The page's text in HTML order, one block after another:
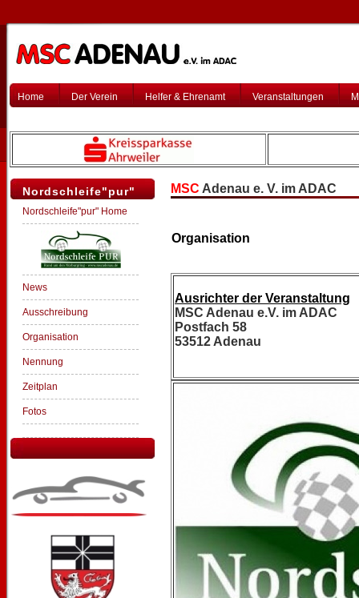
Home Der Verein Helfer & Ehrenamt Veranstaltungen
Nordschleife"pur"
Nordschleife"pur" Home
News
Ausschreibung
Organisation
Nennung
Zeitplan
Fotos
MSC Adenau e. V. im ADAC
Organisation
Ausrichter der Veranstaltung
MSC Adenau e.V. im ADAC
Postfach 58
53512 Adenau